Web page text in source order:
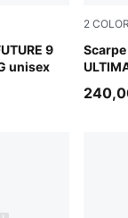
9
unisex
PUMA White-
2
Scarpe